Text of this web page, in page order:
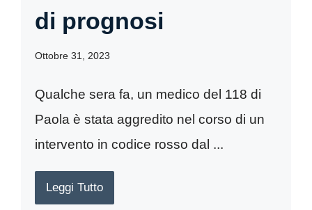
di prognosi
Ottobre 31, 2023
Qualche sera fa, un medico del 118 di
Paola è stata aggredito nel corso di un
intervento in codice rosso dal ...
Leggi Tutto